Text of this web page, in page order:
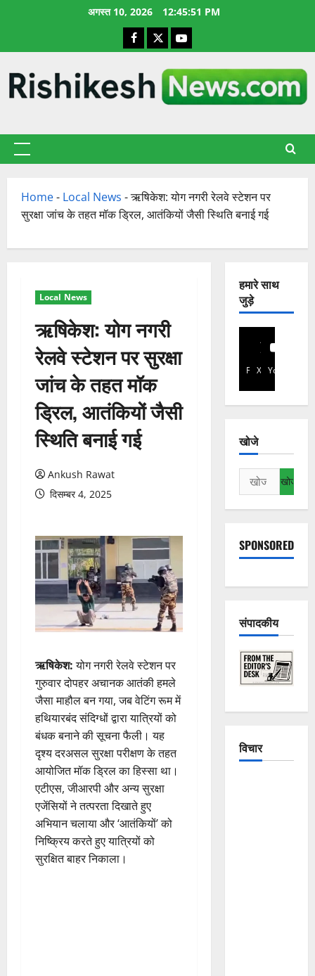
अगस्त 10, 2026 12:45:52 PM
Facebook
X YouTube
प्राथमिक
Home- Local News -ऋषिकेश: योग नगरी रेलवे स्टेशन पर
सुरक्षा जांच के तहत मॉक ड्रिल, आतंकियों जैसी स्थिति बनाई गई
Local News
ऋषिकेश: योग नगरी
रेलवे स्टेशन पर सुरक्षा
जांच के तहत मॉक
ड्रिल, आतंकियों जैसी
स्थिति बनाई गई
Ankush Rawat
दिसम्बर 4, 2025
ऋषिकेश:योग नगरी रेलवे स्टेशन पर
गुरुवार दोपहर अचानक आतंकी हमले
जैसा माहौल बन गया, जब वेटिंग रूम में
हथियारबंद संदिग्धों द्वारा यात्रियों को
बंधक बनाने की सूचना फैली। यह
दृश्य दरअसल सुरक्षा परीक्षण के तहत
आयोजित मॉक ड्रिल का हिस्सा था।
एटीएस, जीआरपी और अन्य सुरक्षा
एजेंसियों ने तत्परता दिखाते हुए
अभियान चलाया और ‘आतंकियों’ को
निष्क्रिय करते हुए यात्रियों को
सुरक्षित बाहर निकाला।
हमारे साथ
जुड़े
Facebook
X YouTube
खोजे
निम्न
को
खोजें:
SPONSORED
संपादकीय
विचार